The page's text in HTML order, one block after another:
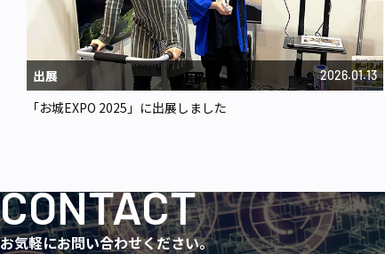
出展 2026.01.13
「お城EXPO 2025」に出展しました
CONTACT
お気軽にお問い合わせください。